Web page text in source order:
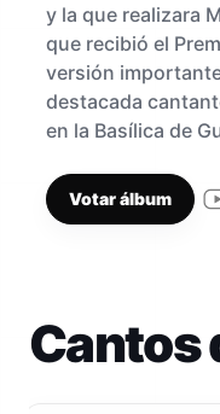
y la que realizara
que recibió el
versión
destacada
en la Basílica de
Votar álbum
Cantos